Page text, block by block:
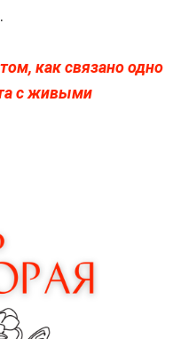
как связано одно
с живыми